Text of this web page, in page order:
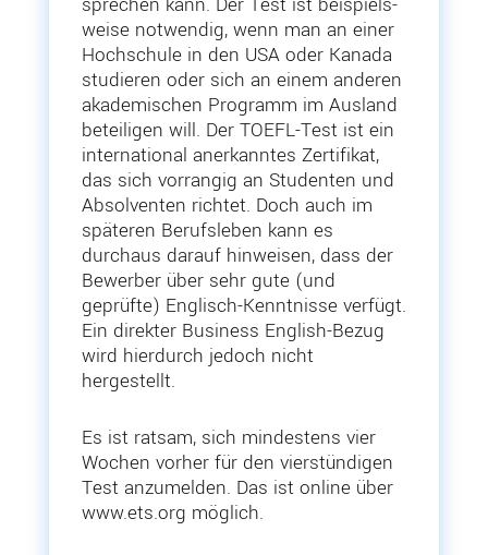
weise notwendig, wenn man an einer
Hochschule in den USA oder Kanada
studieren oder sich an einem anderen
akade­mi­schen Programm im Ausland
betei­ligen will. Der TOEFL-Test ist ein
inter­na­tional anerkanntes Zerti­fikat,
das sich vorrangig an Studenten und
Absol­venten richtet. Doch auch im
späteren Berufs­leben kann es
durchaus darauf hinweisen, dass der
Bewerber über sehr gute (und
geprüfte) Englisch-Kennt­nisse verfügt.
Ein direkter Business English-Bezug
wird hierdurch jedoch nicht
hergestellt.
Es ist ratsam, sich mindestens vier
Wochen vorher für den vierstün­digen
Test anzumelden. Das ist online über
www​.ets​.org möglich.